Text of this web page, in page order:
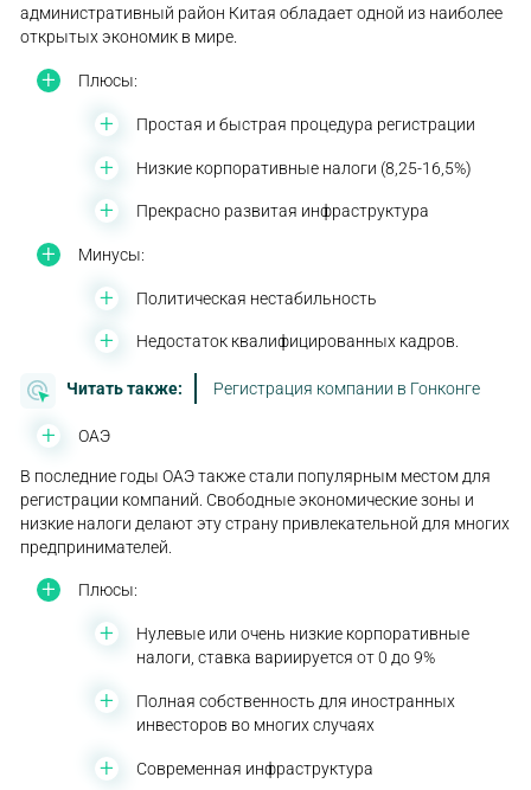
административный район Китая обладает одной из наиболее
открытых экономик в мире.
Плюсы:
Простая и быстрая процедура регистрации
Низкие корпоративные налоги (8,25-16,5%)
Прекрасно развитая инфраструктура
Минусы:
Политическая нестабильность
Недостаток квалифицированных кадров.
Читать также: Регистрация компании в Гонконге
ОАЭ
В последние годы ОАЭ также стали популярным местом для
регистрации компаний. Свободные экономические зоны и
низкие налоги делают эту страну привлекательной для многих
предпринимателей.
Плюсы:
Нулевые или очень низкие корпоративные
налоги, ставка вариируется от 0 до 9%
Полная собственность для иностранных
инвесторов во многих случаях
Современная инфраструктура